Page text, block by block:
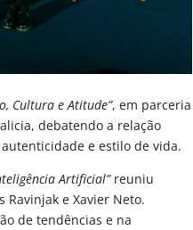
Cultura e Atitude”, em parceria
debatendo a relação
e estilo de vida.
Artificial”reuniu
Ravinjak e Xavier Neto.
de tendências e na